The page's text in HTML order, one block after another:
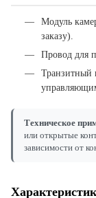
Модуль
заказу).
Провод для
Транзитный
Техническое
или открытые
зависимости от